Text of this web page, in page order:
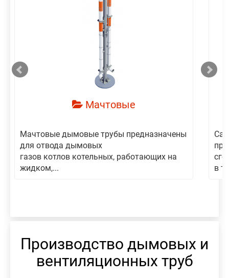
Мачтовые
Мачтовые дымовые трубы предназначены
для отвода дымовых
газов котлов котельных, работающих на
жидком,...
в
Производство дымовых и
вентиляционных труб